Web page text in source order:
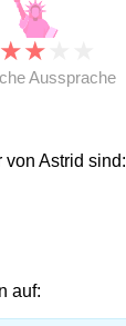
★★
Aussprache
Astrid sind:
auf: